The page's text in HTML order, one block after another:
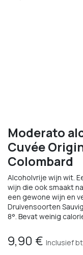
Moderato
Cuvée
Colombard
Alcoholvrije wijn wit.
wijn die ook smaakt
een gewone wijn en
Druivensoorten
8°. Bevat weinig
9,90 € Inclusief